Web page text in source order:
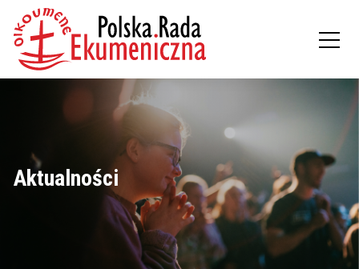
Aktualności